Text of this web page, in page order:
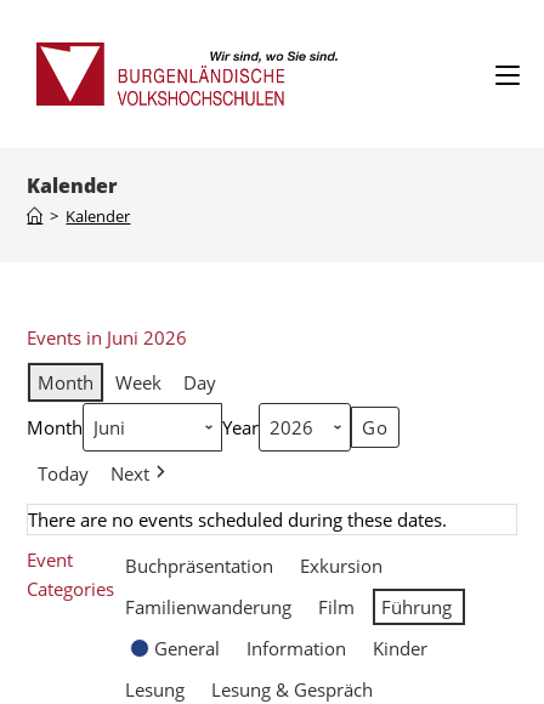
Kalender
> Kalender
Events in Juni 2026
Month
Week
Day
Month
Year
Today
Next
There are no events scheduled during these dates.
Event
Categories
Buchpräsentation
Exkursion
Familienwanderung
Film
Führung
General
Information
Kinder
Lesung
Lesung & Gespräch